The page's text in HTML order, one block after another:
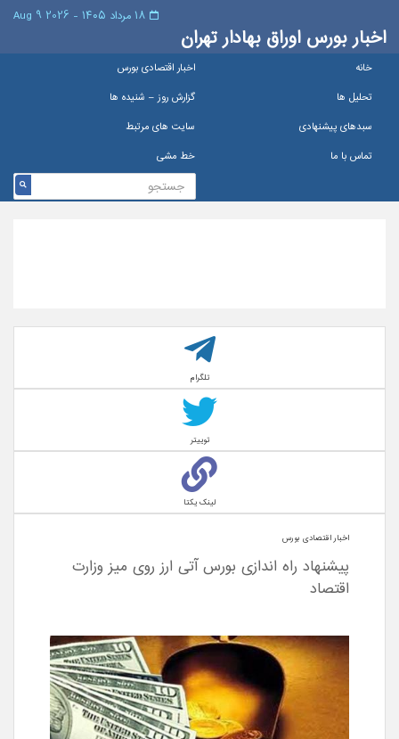
اخبار بورس اوراق بهادار تهران
خانه
اخبار اقتصادی بورس
تحلیل ها
گزارش روز – شنيده ها
سبدهای پیشنهادی
سایت های مرتبط
تماس با ما
خط مشی
تلگرام
توییتر
لینک یکتا
اخبار اقتصادی بورس
پیشنهاد راه اندازی بورس آتی ارز روی میز وزارت
اقتصاد